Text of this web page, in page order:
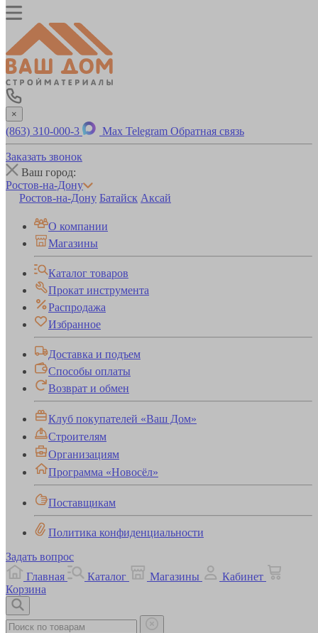
×
(863) 310-000-3 Max Telegram Обратная связь
Заказать звонок
Ваш город:
Ростов-на-Дону
Ростов-на-Дону Батайск Аксай
О компании
Магазины
Каталог товаров
Прокат инструмента
Распродажа
Избранное
Доставка и подъем
Способы оплаты
Возврат и обмен
Клуб покупателей «Ваш Дом»
Строителям
Организациям
Программа «Новосёл»
Поставщикам
Политика конфиденциальности
Задать вопрос
Главная
Каталог Магазины
Кабинет
Корзина